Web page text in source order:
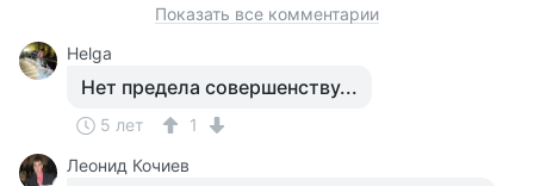
Показать все комментарии
Helga
Нет предела совершенству...
5 лет
1
Леонид Кочиев